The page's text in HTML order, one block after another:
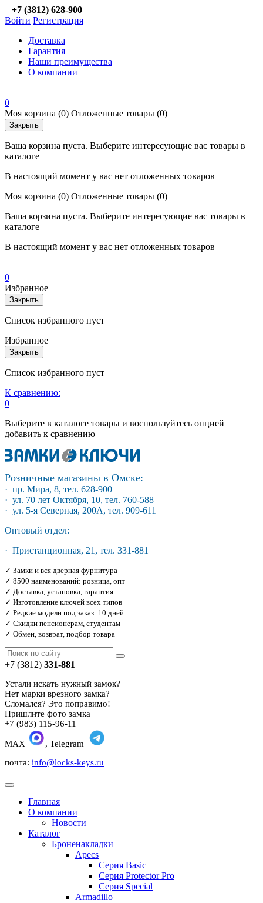
+7 (3812) 628-900
Войти Регистрация
Доставка
Гарантия
Наши преимущества
О компании
0
Моя корзина (0) Отложенные товары (0)
Закрыть
Ваша корзина пуста. Выберите интересующие вас товары в
каталоге
В настоящий момент у вас нет отложенных товаров
Моя корзина (0) Отложенные товары (0)
Ваша корзина пуста. Выберите интересующие вас товары в
каталоге
В настоящий момент у вас нет отложенных товаров
0
Избранное
Закрыть
Список избранного пуст
Избранное
Закрыть
Список избранного пуст
К сравнению:
0
Выберите в каталоге товары и воспользуйтесь опцией
добавить к сравнению
Розничные магазины в Омске:
· пр. Мира, 8, тел. 628-900
· ул. 70 лет Октября, 10, тел. 760-588
· ул. 5-я Северная, 200А, тел. 909-611
Оптовый отдел:
· Пристанционная, 21, тел. 331-881
✓ Замки и вся дверная фурнитура
✓ 8500 наименований: розница, опт
✓ Доставка, установка, гарантия
✓ Изготовление ключей всех типов
✓ Редкие модели под заказ: 10 дней
✓ Скидки пенсионерам, студентам
✓ Обмен, возврат, подбор товара
+7 (3812) 331-881
Устали искать нужный замок?
Нет марки врезного замка?
Сломался? Это поправимо!
Пришлите фото замка
+7 (983) 115-96-11
MAX
, Telegram
почта: info@locks-keys.ru
Главная
О компании
Новости
Каталог
Броненакладки
Apecs
Серия Basic
Серия Protector Pro
Серия Special
Armadillo